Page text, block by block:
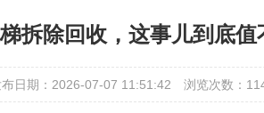
拆除回收，这事儿到底值
布日期：2026-07-07 11:51:42 浏览次数：